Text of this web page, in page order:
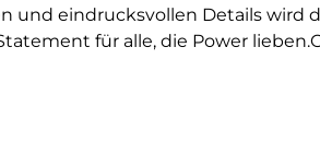
eindrucksvollen Details wird
für alle, die Power